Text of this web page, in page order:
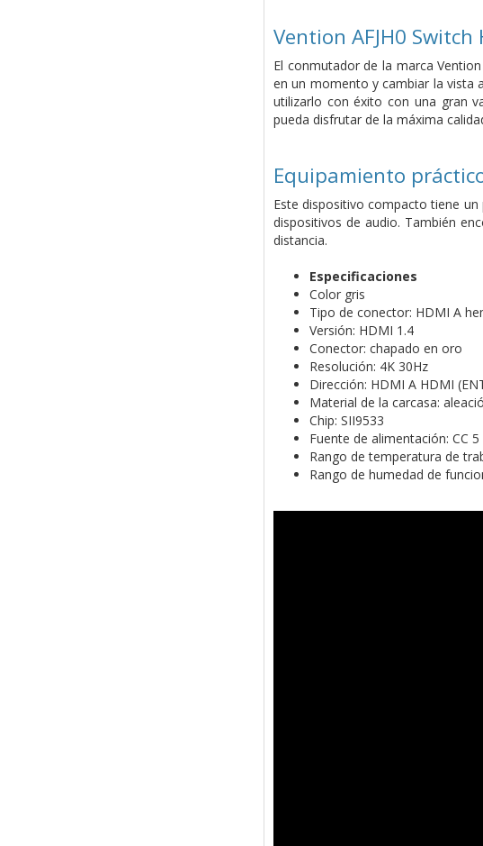
Vention AFJH0
El conmutador de la marca
en un momento y cambiar la vista
utilizarlo con éxito con una gran
pueda disfrutar de la máxima
Equipamiento
Este dispositivo compacto tiene
dispositivos de audio. También
distancia.
Especificaciones
Color gris
Tipo de conector: HDMI A
Versión: HDMI 1.4
Conector: chapado en oro
Resolución: 4K 30Hz
Dirección: HDMI A HDMI
Material de la carcasa:
Chip: SII9533
Fuente de alimentación: CC 5
Rango de temperatura de
Rango de humedad de